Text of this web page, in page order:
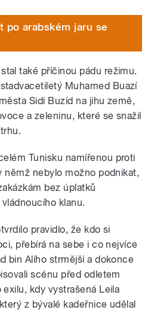
po arabském jaru se
také příčinou pádu režimu.
Muhamed Buazí
Sidi Buzíd na jihu země,
a zeleninu, které se snažil
Tunisku namířenou proti
němž nebylo možno podnikat,
bez úplatků
klanu.
pravidlo, že kdo si
přebírá na sebe i co nejvíce
bin Alího strmější a dokonce
scénu před odletem
kdy vystrašená Leila
z bývalé kadeřnice udělal